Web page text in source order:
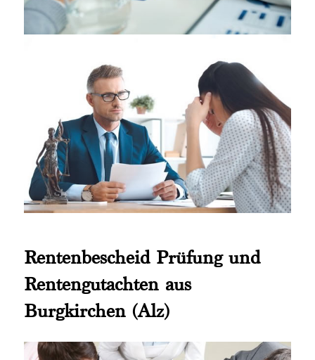
Rentenbescheid Prüfung und
Rentengutachten aus
Burgkirchen (Alz)